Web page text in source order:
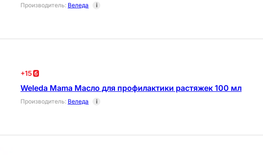
Производитель: Веледа i
+15
Weleda Mama Масло для профилактики растяжек 100 мл
Производитель: Веледа i